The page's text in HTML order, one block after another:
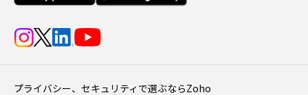
プライバシー、セキュリティで選ぶならZoho